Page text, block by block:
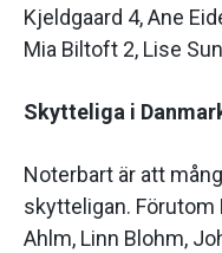
Kjeldgaard 4, Ane
Mia Biltoft 2, Lise
Skytteliga i
Noterbart är att
skytteligan. Förutom
Ahlm, Linn Blohm,